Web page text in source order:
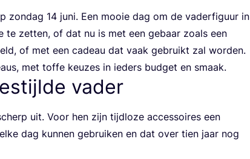
zon­dag 14 juni. Een mooie dag om de vader­fi­guur in
te zet­ten, of dat nu is met een gebaar zoals een
of met een cadeau dat vaak gebruikt zal worden.
met tof­fe keu­zes in ieders bud­get en smaak.
vader
uit. Voor hen zijn tijd­lo­ze acces­soi­res een
dag kun­nen gebrui­ken en dat over tien jaar nog